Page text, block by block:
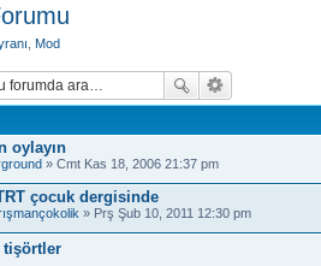
Mod
oylayın
» Cmt Kas 18, 2006 21:37 pm
çocuk dergisinde
» Prş Şub 10, 2011 12:30 pm
tişörtler